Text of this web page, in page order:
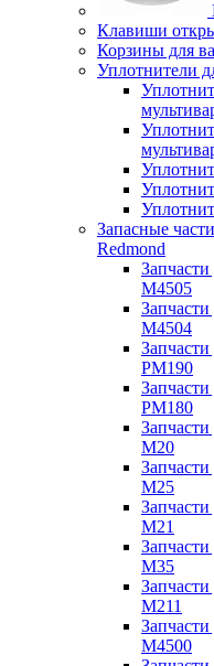
Клавиши
Корзины для
Уплотнители
Запасные
Redmond
M4505
M4504
PM190
PM180
M20
M25
M21
M35
M211
M4500